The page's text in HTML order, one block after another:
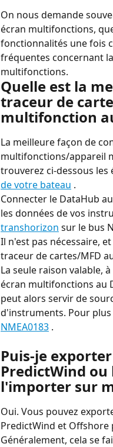
On nous demande
écran multifonctions,
fonctionnalités une fois
fréquentes concernant
multifonctions.
Quelle est la
traceur de
multifonction
La meilleure façon de
multifonctions/appareil
trouverez ci-dessous les
de votre bateau .
Connecter le DataHub
les données de vos
transhorizon sur le bus
Il n'est pas nécessaire,
traceur de cartes/MFD
La seule raison valable,
écran multifonctions au
peut alors servir de
d'instruments. Pour
NMEA0183 .
Puis-je
PredictWind
l'importer sur
Oui. Vous pouvez
PredictWind et
Généralement, cela se